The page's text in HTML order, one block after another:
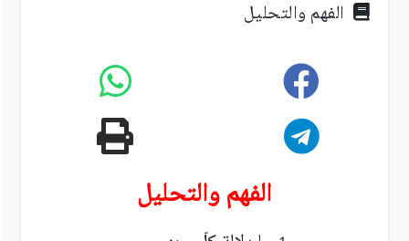
الفهم والتحليل
الفهم والتحليل